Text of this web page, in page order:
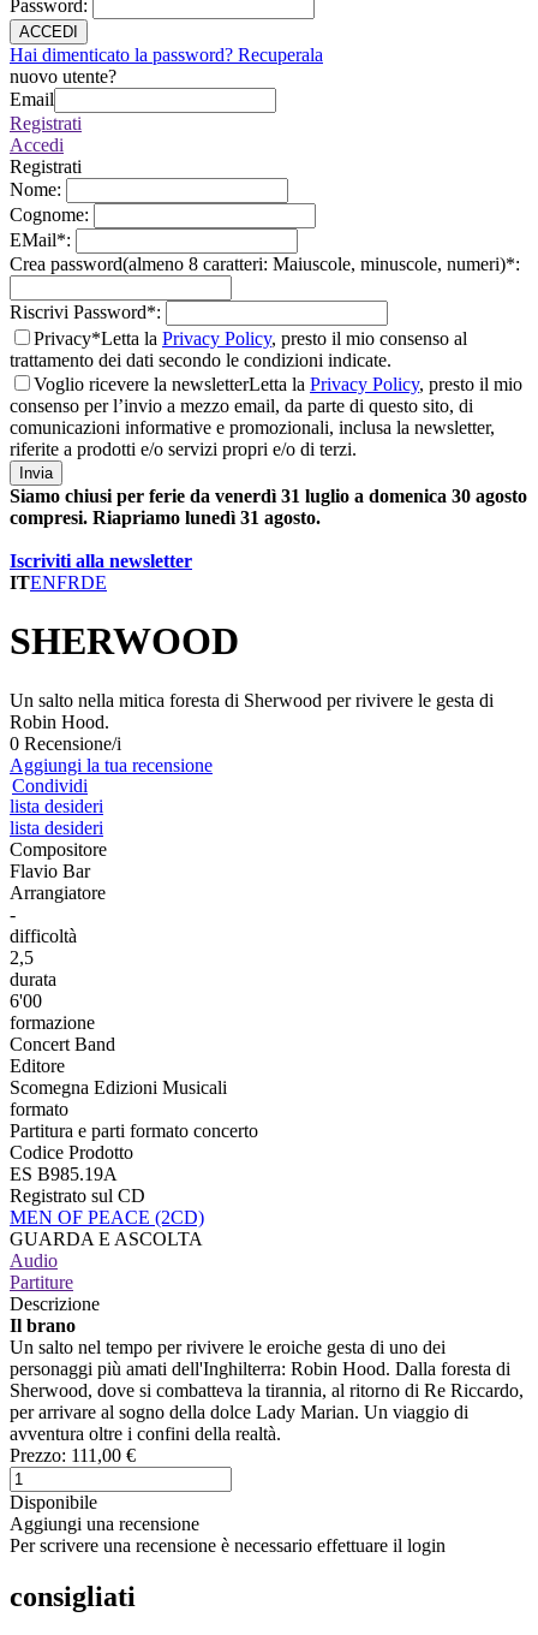
Password:
ACCEDI
Hai dimenticato la password? Recuperala
nuovo utente?
Email
Registrati
Accedi
Registrati
Nome:
Cognome:
EMail*:
Crea password(almeno 8 caratteri: Maiuscole, minuscole, numeri)*:
Riscrivi Password*:
Privacy*Letta la Privacy Policy, presto il mio consenso al
trattamento dei dati secondo le condizioni indicate.
Voglio ricevere la newsletterLetta la Privacy Policy, presto il mio
consenso per l’invio a mezzo email, da parte di questo sito, di
comunicazioni informative e promozionali, inclusa la newsletter,
riferite a prodotti e/o servizi propri e/o di terzi.
Invia
Siamo chiusi per ferie da venerdì 31 luglio a domenica 30 agosto
compresi. Riapriamo lunedì 31 agosto.
Iscriviti alla newsletter
ITENFRDE
SHERWOOD
Un salto nella mitica foresta di Sherwood per rivivere le gesta di
Robin Hood.
0 Recensione/i
Aggiungi la tua recensione
Condividi
lista desideri
lista desideri
Compositore
Flavio Bar
Arrangiatore
-
difficoltà
2,5
durata
6'00
formazione
Concert Band
Editore
Scomegna Edizioni Musicali
formato
Partitura e parti formato concerto
Codice Prodotto
ES B985.19A
Registrato sul CD
MEN OF PEACE (2CD)
GUARDA E ASCOLTA
Audio
Partiture
Descrizione
Il brano
Un salto nel tempo per rivivere le eroiche gesta di uno dei
personaggi più amati dell'Inghilterra: Robin Hood. Dalla foresta di
Sherwood, dove si combatteva la tirannia, al ritorno di Re Riccardo,
per arrivare al sogno della dolce Lady Marian. Un viaggio di
avventura oltre i confini della realtà.
Prezzo: 111,00 €
Disponibile
Aggiungi una recensione
Per scrivere una recensione è necessario effettuare il login
consigliati